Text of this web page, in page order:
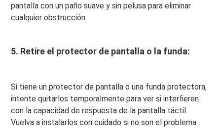
pantalla con un paño suave y sin pelusa para eliminar
cualquier obstrucción.
5. Retire el protector de pantalla o la funda:
Si tiene un protector de pantalla o una funda protectora,
intente quitarlos temporalmente para ver si interfieren
con la capacidad de respuesta de la pantalla táctil.
Vuelva a instalarlos con cuidado si no son el problema.